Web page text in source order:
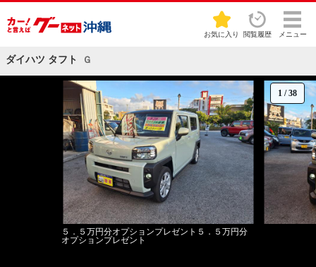
お気に入り 閲覧履歴 メニュー
ダイハツ タフト Ｇ
1 /38
５．５万円分オプションプレゼント５．５万円分
オプションプレゼント